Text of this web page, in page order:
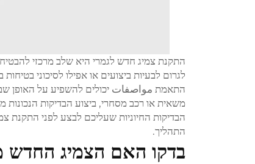
התקנת צמיג חדש לגמרי היא שלב מרכזי
לגרום לבעיות ביצועים או אפילו לסיכוני
התאמת مواصفات יכולים להשפיע על האופן
משאית או רכב מסחרי, ביצוע הבדיקות
הבדיקות החיוניות שעליכם לבצע לפני התקנת
התהליך.
בדקו האם הצמיג